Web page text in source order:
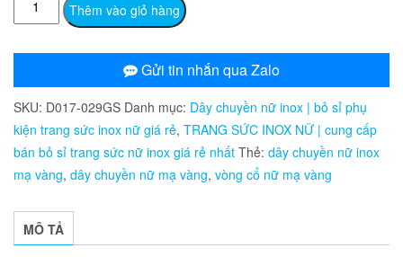
Dây
inox
mạ
vàng
kiểu
mì
cách
điệu
Thêm vào giỏ hàng
Gửi tin nhắn qua Zalo
SKU: D017-029GS Danh mục: Dây chuyền nữ inox | bỏ sỉ phụ
kiện trang sức inox nữ giá rẻ, TRANG SỨC INOX NỮ | cung cấp
bán bỏ sỉ trang sức nữ inox giá rẻ nhất Thẻ: dây chuyền nữ inox
mạ vàng, dây chuyền nữ mạ vàng, vòng cổ nữ mạ vàng
MÔ TẢ